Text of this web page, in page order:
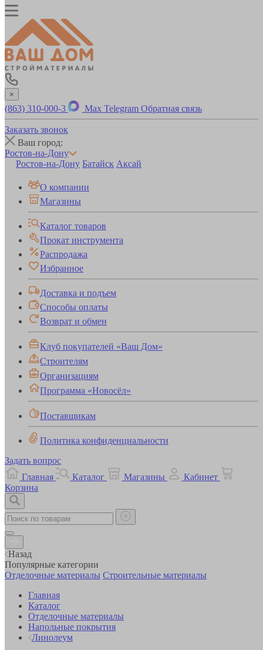
×
(863) 310-000-3 Max Telegram Обратная связь
Заказать звонок
Ваш город:
Ростов-на-Дону
Ростов-на-Дону Батайск Аксай
О компании
Магазины
Каталог товаров
Прокат инструмента
Распродажа
Избранное
Доставка и подъем
Способы оплаты
Возврат и обмен
Клуб покупателей «Ваш Дом»
Строителям
Организациям
Программа «Новосёл»
Поставщикам
Политика конфиденциальности
Задать вопрос
Главная
Каталог Магазины
Кабинет
Корзина
Назад
Популярные категории
Отделочные материалы Строительные материалы
Главная
Каталог
Отделочные материалы
Напольные покрытия
Линолеум